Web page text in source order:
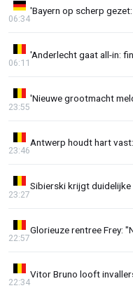
'Bayern op scherp
06:34
'Anderlecht gaat all-in:
06:11
'Nieuwe grootmacht
23:55
Antwerp houdt hart
23:46
Sibierski krijgt
23:27
Glorieuze rentree Frey:
22:57
Vitor Bruno looft
22:34